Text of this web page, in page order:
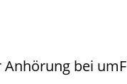
bei umF